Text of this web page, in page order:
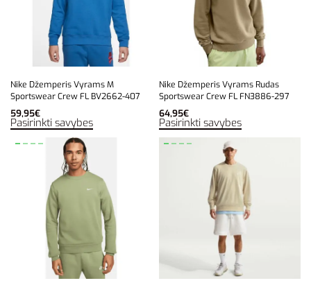
Nike Džemperis Vyrams M
Sportswear Crew FL BV2662-407
59,95€
Pasirinkti savybes
Nike Džemperis Vyrams Rudas
Sportswear Crew FL FN3886-297
64,95€
Pasirinkti savybes